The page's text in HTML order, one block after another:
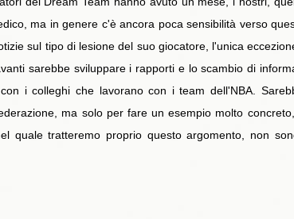
ma in genere c'è ancora poca sensibilità verso
sul tipo di lesione del suo giocatore, l'unica
sarebbe sviluppare i rapporti e lo scambio di
i colleghi che lavorano con i team dell'NBA.
ma solo per fare un esempio molto
quale tratteremo proprio questo argomento, non